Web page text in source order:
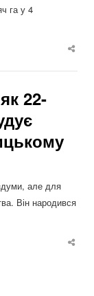
га у 4
Share
22-
але для
Він народився
Share